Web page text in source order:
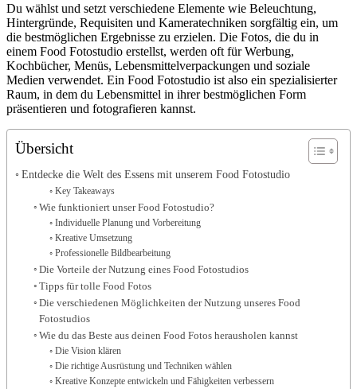
Du wählst und setzt verschiedene Elemente wie Beleuchtung,
Hintergründe, Requisiten und Kameratechniken sorgfältig ein, um
die bestmöglichen Ergebnisse zu erzielen. Die Fotos, die du in
einem Food Fotostudio erstellst, werden oft für Werbung,
Kochbücher, Menüs, Lebensmittelverpackungen und soziale
Medien verwendet. Ein Food Fotostudio ist also ein spezialisierter
Raum, in dem du Lebensmittel in ihrer bestmöglichen Form
präsentieren und fotografieren kannst.
Übersicht
Entdecke die Welt des Essens mit unserem Food Fotostudio
Key Takeaways
Wie funktioniert unser Food Fotostudio?
Individuelle Planung und Vorbereitung
Kreative Umsetzung
Professionelle Bildbearbeitung
Die Vorteile der Nutzung eines Food Fotostudios
Tipps für tolle Food Fotos
Die verschiedenen Möglichkeiten der Nutzung unseres Food
Fotostudios
Wie du das Beste aus deinen Food Fotos herausholen kannst
Die Vision klären
Die richtige Ausrüstung und Techniken wählen
Kreative Konzepte entwickeln und Fähigkeiten verbessern